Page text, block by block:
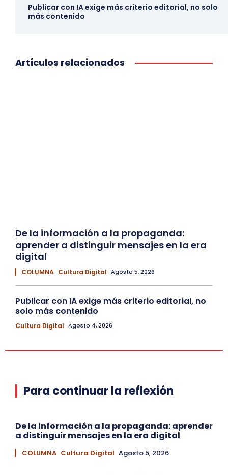
Publicar con IA exige más criterio editorial, no solo
más contenido
Artículos relacionados
De la información a la propaganda:
aprender a distinguir mensajes en la era
digital
▏ COLUMNA Cultura Digital Agosto 5, 2026
Publicar con IA exige más criterio editorial, no
solo más contenido
Cultura Digital Agosto 4, 2026
Para continuar la reflexión
De la información a la propaganda: aprender
a distinguir mensajes en la era digital
▏ COLUMNA Cultura Digital Agosto 5, 2026